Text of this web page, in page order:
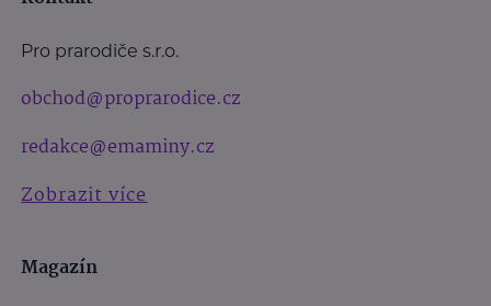
Pro prarodiče s.r.o.
obchod@proprarodice.cz
redakce@emaminy.cz
Zobrazit více
Magazín